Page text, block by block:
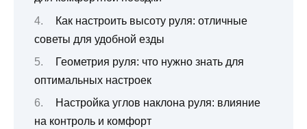
Как настроить высоту руля: отличные
советы для удобной езды
Геометрия руля: что нужно знать для
оптимальных настроек
Настройка углов наклона руля: влияние
на контроль и комфорт